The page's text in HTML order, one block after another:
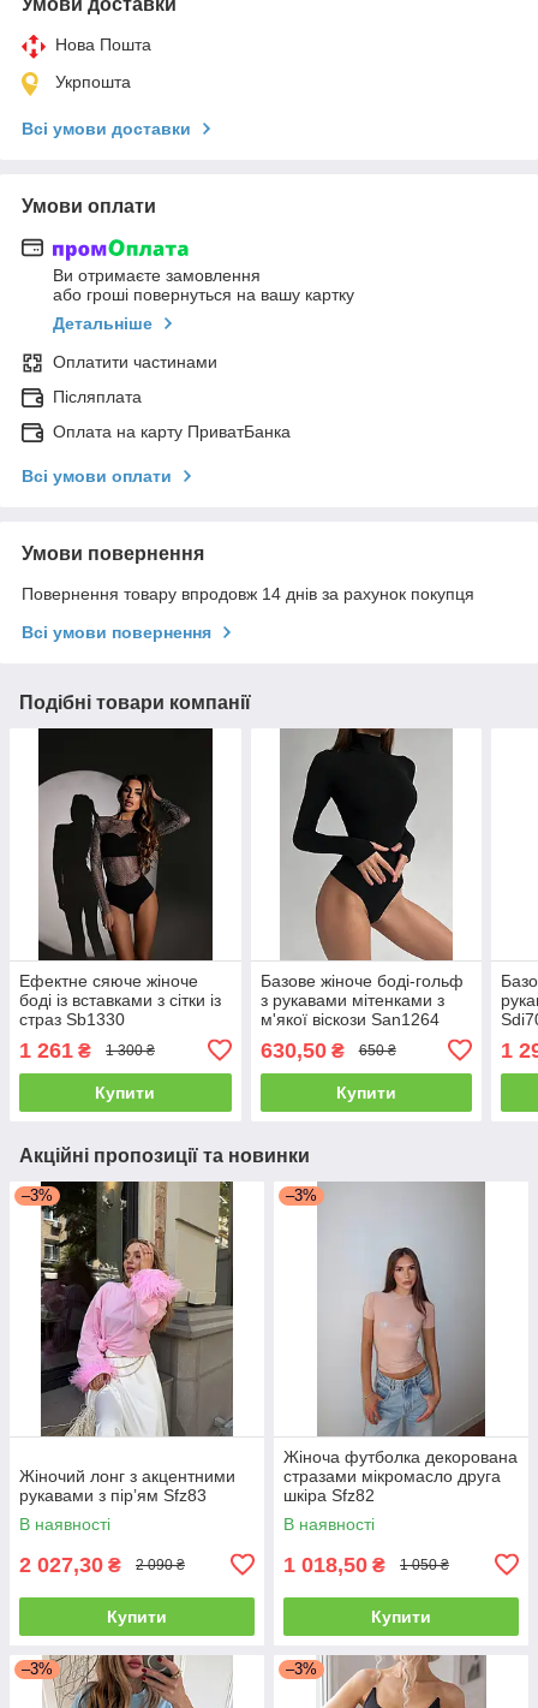
Нова Пошта
Укрпошта
Всі умови доставки
Умови оплати
Ви отримаєте замовлення
або гроші повернуться на вашу картку
Детальніше
Оплатити частинами
Післяплата
Оплата на карту ПриватБанка
Всі умови оплати
Умови повернення
Повернення товару впродовж 14 днів за рахунок покупця
Всі умови повернення
Подібні товари компанії
Ефектне сяюче жіноче
боді із вставками з сітки із
страз Sb1330
1 261 ₴ 1 300 ₴
Купити
Базове жіноче боді-гольф
з рукавами мітенками з
м'якої віскози San1264
630,50₴ 650 ₴
Купити
1
Акційні пропозиції та новинки
–3%
Жіночий лонг з акцентними
рукавами з пірʼям Sfz83
В наявності
2 027,30 ₴ 2 090 ₴
Купити
–3%
Жіноча футболка декорована
стразами мікромасло друга
шкіра Sfz82
В наявності
1 018,50 ₴ 1 050 ₴
Купити
–3% –3%